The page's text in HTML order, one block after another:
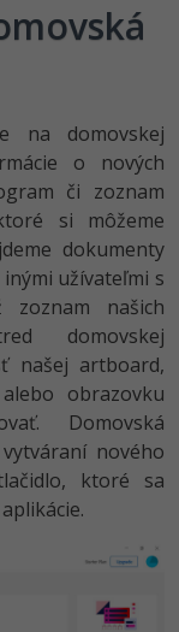
na domovskej
o nových
či zoznam
si môžeme
dokumenty
užívateľmi s
našich
domovskej
našej artboard,
obrazovku
Domovská
nového
ktoré sa